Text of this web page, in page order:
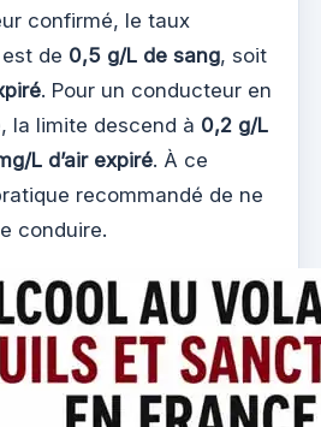
confirmé, le taux
de 0,5 g/L de sang, soit
. Pour un conducteur en
la limite descend à 0,2 g/L
L d’air expiré. À ce
recommandé de ne
conduire.